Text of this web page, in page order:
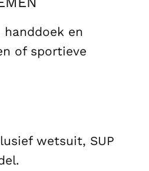
handdoek en
of sportieve
wetsuit, SUP